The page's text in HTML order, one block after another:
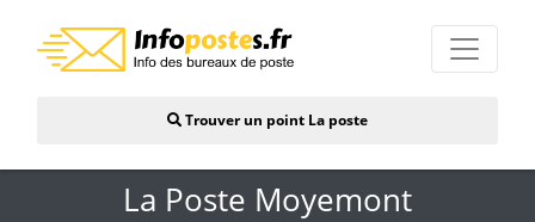
Trouver un point La poste
La Poste Moyemont